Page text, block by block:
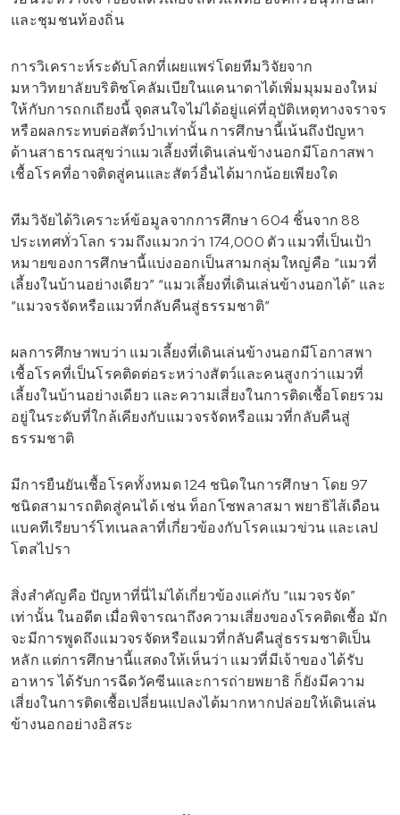
และชุมชนท้องถิ่น
การวิเคราะห์ระดับโลกที่เผยแพร่โดยทีมวิจัยจาก
มหาวิทยาลัยบริติชโคลัมเบียในแคนาดาได้เพิ่มมุมมองใหม่
ให้กับการถกเถียงนี้ จุดสนใจไม่ได้อยู่แค่ที่อุบัติเหตุทางจราจร
หรือผลกระทบต่อสัตว์ป่าเท่านั้น การศึกษานี้เน้นถึงปัญหา
ด้านสาธารณสุขว่าแมวเลี้ยงที่เดินเล่นข้างนอกมีโอกาสพา
เชื้อโรคที่อาจติดสู่คนและสัตว์อื่นได้มากน้อยเพียงใด
ทีมวิจัยได้วิเคราะห์ข้อมูลจากการศึกษา 604 ชิ้นจาก 88
ประเทศทั่วโลก รวมถึงแมวกว่า 174,000 ตัว แมวที่เป็นเป้า
หมายของการศึกษานี้แบ่งออกเป็นสามกลุ่มใหญ่คือ “แมวที่
เลี้ยงในบ้านอย่างเดียว” “แมวเลี้ยงที่เดินเล่นข้างนอกได้” และ
“แมวจรจัดหรือแมวที่กลับคืนสู่ธรรมชาติ”
ผลการศึกษาพบว่า แมวเลี้ยงที่เดินเล่นข้างนอกมีโอกาสพา
เชื้อโรคที่เป็นโรคติดต่อระหว่างสัตว์และคนสูงกว่าแมวที่
เลี้ยงในบ้านอย่างเดียว และความเสี่ยงในการติดเชื้อโดยรวม
อยู่ในระดับที่ใกล้เคียงกับแมวจรจัดหรือแมวที่กลับคืนสู่
ธรรมชาติ
มีการยืนยันเชื้อโรคทั้งหมด 124 ชนิดในการศึกษา โดย 97
ชนิดสามารถติดสู่คนได้ เช่น ท็อกโซพลาสมา พยาธิไส้เดือน
แบคทีเรียบาร์โทเนลลาที่เกี่ยวข้องกับโรคแมวข่วน และเลป
โตสไปรา
สิ่งสำคัญคือ ปัญหาที่นี่ไม่ได้เกี่ยวข้องแค่กับ “แมวจรจัด”
เท่านั้น ในอดีต เมื่อพิจารณาถึงความเสี่ยงของโรคติดเชื้อ มัก
จะมีการพูดถึงแมวจรจัดหรือแมวที่กลับคืนสู่ธรรมชาติเป็น
หลัก แต่การศึกษานี้แสดงให้เห็นว่า แมวที่มีเจ้าของ ได้รับ
อาหาร ได้รับการฉีดวัคซีนและการถ่ายพยาธิ ก็ยังมีความ
เสี่ยงในการติดเชื้อเปลี่ยนแปลงได้มากหากปล่อยให้เดินเล่น
ข้างนอกอย่างอิสระ